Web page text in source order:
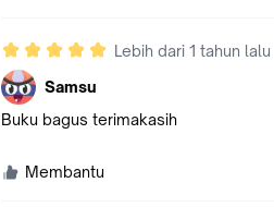
Lebih dari 1 tahun lalu
Samsu
Buku bagus terimakasih
Membantu